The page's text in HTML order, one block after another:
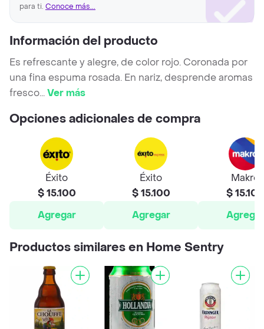
para ti. Conoce más...
Información del producto
Es refrescante y alegre, de color rojo. Coronada por
una fina espuma rosada. En nariz, desprende aromas
fresco...Ver más
Opciones adicionales de compra
Éxito
$ 15.100
Agregar
Éxito
$ 15.100
Agregar
Makro
$ 15.100
Agregar
Productos similares en Home Sentry